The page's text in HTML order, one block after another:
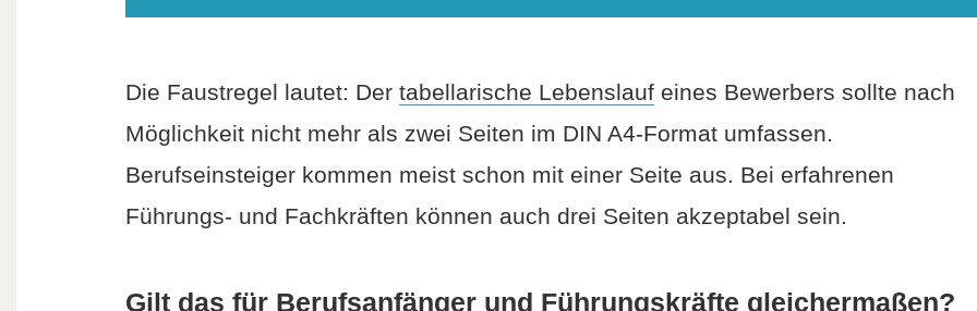
Die Faustregel lautet: Der tabellarische Lebenslaufeines Bewerbers sollte nach
Möglichkeit nicht mehr als zwei Seiten im DIN A4-Format umfassen.
Berufseinsteiger kommen meist schon mit einer Seite aus. Bei erfahrenen
Führungs- und Fachkräften können auch drei Seiten akzeptabel sein.
Gilt das für Berufsanfänger und Führungskräfte gleichermaßen?